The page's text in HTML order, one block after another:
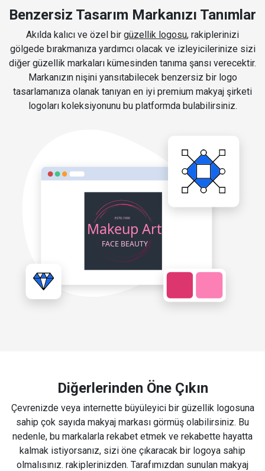
Benzersiz Tasarım Markanızı Tanımlar
Akılda kalıcı ve özel bir güzellik logosu, rakiplerinizi
gölgede bırakmanıza yardımcı olacak ve izleyicilerinize sizi
diğer güzellik markaları kümesinden tanıma şansı verecektir.
Markanızın nişini yansıtabilecek benzersiz bir logo
tasarlamanıza olanak tanıyan en iyi premium makyaj şirketi
logoları koleksiyonunu bu platformda bulabilirsiniz.
Diğerlerinden Öne Çıkın
Çevrenizde veya internette büyüleyici bir güzellik logosuna
sahip çok sayıda makyaj markası görmüş olabilirsiniz. Bu
nedenle, bu markalarla rekabet etmek ve rekabette hayatta
kalmak istiyorsanız, sizi öne çıkaracak bir logoya sahip
olmalısınız. rakiplerinizden. Tarafımızdan sunulan makyaj